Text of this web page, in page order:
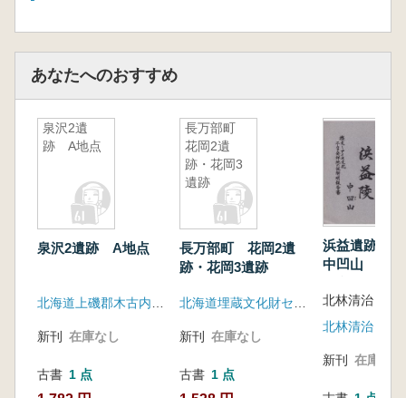
あなたへのおすすめ
泉沢2遺
跡 A地点
泉沢2遺跡 A地点
北海道上磯郡木古内町教育委員会
新刊 在庫なし
古書 1 点
長万部町
花岡2遺
跡・花岡3
遺跡
長万部町 花岡2遺
跡・花岡3遺跡
北海道埋蔵文化財センター
新刊 在庫なし
古書 1 点
浜益遺跡
中凹山 擦文
地の謎解明
北林清治
北林清治
新刊 在庫なし